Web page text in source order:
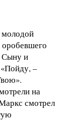
молодой
оробевшего
Сыну и
–
на
смотрел